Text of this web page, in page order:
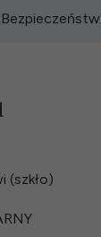
(szkło)